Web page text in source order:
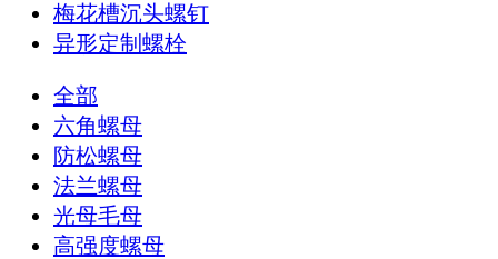
梅花槽沉头螺钉
异形定制螺栓
全部
六角螺母
防松螺母
法兰螺母
光母毛母
高强度螺母